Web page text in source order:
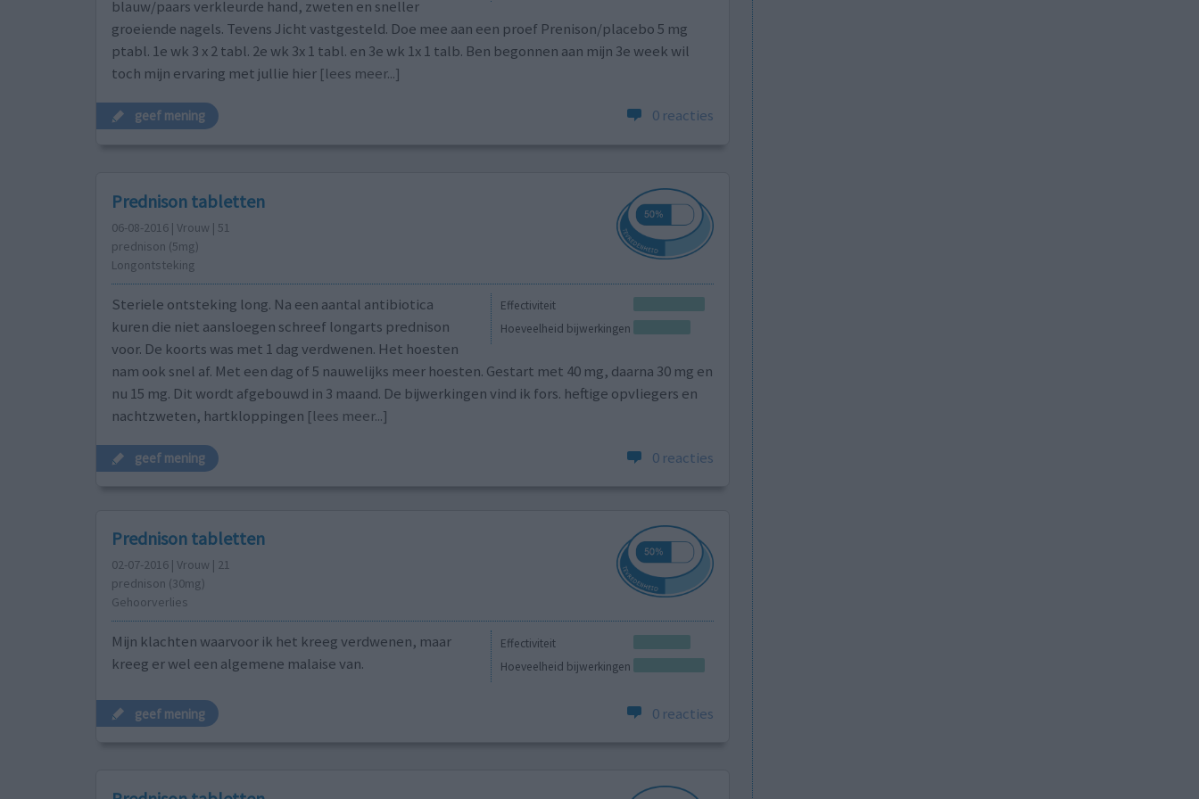
blauw/paars verkleurde hand, zweten en sneller
groeiende nagels. Tevens Jicht vastgesteld. Doe mee aan een proef Prenison/placebo 5 mg
ptabl. 1e wk 3 x 2 tabl. 2e wk 3x 1 tabl. en 3e wk 1x 1 talb. Ben begonnen aan mijn 3e week wil
toch mijn ervaring met jullie hier [lees meer...]
geef mening 0 reacties
Prednison tabletten
06-08-2016 | Vrouw | 51
prednison (5mg)
Longontsteking
Effectiviteit
Hoeveelheid bijwerkingen
Steriele ontsteking long. Na een aantal antibiotica
kuren die niet aansloegen schreef longarts prednison
voor. De koorts was met 1 dag verdwenen. Het hoesten
nam ook snel af. Met een dag of 5 nauwelijks meer hoesten. Gestart met 40 mg, daarna 30 mg en
nu 15 mg. Dit wordt afgebouwd in 3 maand. De bijwerkingen vind ik fors. heftige opvliegers en
nachtzweten, hartkloppingen [lees meer...]
geef mening 0 reacties
Prednison tabletten
02-07-2016 | Vrouw | 21
prednison (30mg)
Gehoorverlies
Effectiviteit
Hoeveelheid bijwerkingen
Mijn klachten waarvoor ik het kreeg verdwenen, maar
kreeg er wel een algemene malaise van.
geef mening 0 reacties